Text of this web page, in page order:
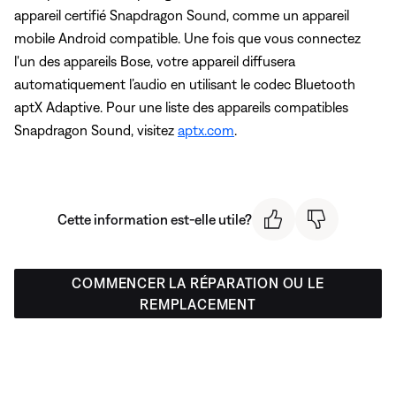
appareil certifié Snapdragon Sound, comme un appareil
mobile Android compatible. Une fois que vous connectez
l'un des appareils Bose, votre appareil diffusera
automatiquement l’audio en utilisant le codec Bluetooth
aptX Adaptive. Pour une liste des appareils compatibles
Snapdragon Sound, visitez aptx.com
Cette information est-elle utile?
COMMENCER LA RÉPARATION OU LE
REMPLACEMENT